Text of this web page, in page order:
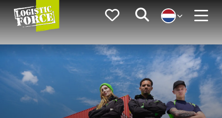
Logistic
Force
FavorietenZoeken